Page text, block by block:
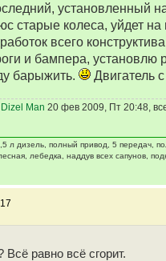
установленный
старые колеса, уйдет
всего
и бампера, установлю
барыжить.
Двигатель
Dizel Man 20 фев 2009, Пт 20:48,
л дизель, полный привод, 5 передач,
лебедка, наддув всех сапунов,
равно всё сгорит.